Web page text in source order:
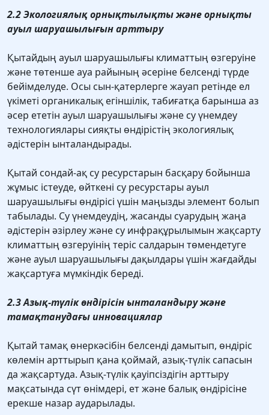
2.2 Экологиялық орнықтылықты және орнықты
ауыл шаруашылығын арттыру
Қытайдың ауыл шаруашылығы климаттың өзгеруіне
және төтенше ауа райының әсеріне белсенді түрде
бейімделуде. Осы сын-қатерлерге жауап ретінде ел
үкіметі органикалық егіншілік, табиғатқа барынша аз
әсер ететін ауыл шаруашылығы және су үнемдеу
технологиялары сияқты өндірістің экологиялық
әдістерін ынталандырады.
Қытай сондай-ақ су ресурстарын басқару бойынша
жұмыс істеуде, өйткені су ресурстары ауыл
шаруашылығы өндірісі үшін маңызды элемент болып
табылады. Су үнемдеудің, жасанды суарудың жаңа
әдістерін әзірлеу және су инфрақұрылымын жақсарту
климаттың өзгеруінің теріс салдарын төмендетуге
және ауыл шаруашылығы дақылдары үшін жағдайды
жақсартуға мүмкіндік береді.
2.3 Азық-түлік өндірісін ынталандыру және
тамақтанудағы инновациялар
Қытай тамақ өнеркәсібін белсенді дамытып, өндіріс
көлемін арттырып қана қоймай, азық-түлік сапасын
да жақсартуда. Азық-түлік қауіпсіздігін арттыру
мақсатында сүт өнімдері, ет және балық өндірісіне
ерекше назар аударылады.